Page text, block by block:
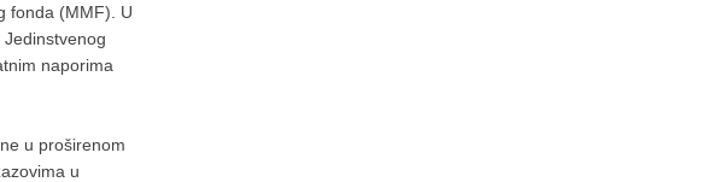
fonda (MMF). U
naporima
u proširenom
u